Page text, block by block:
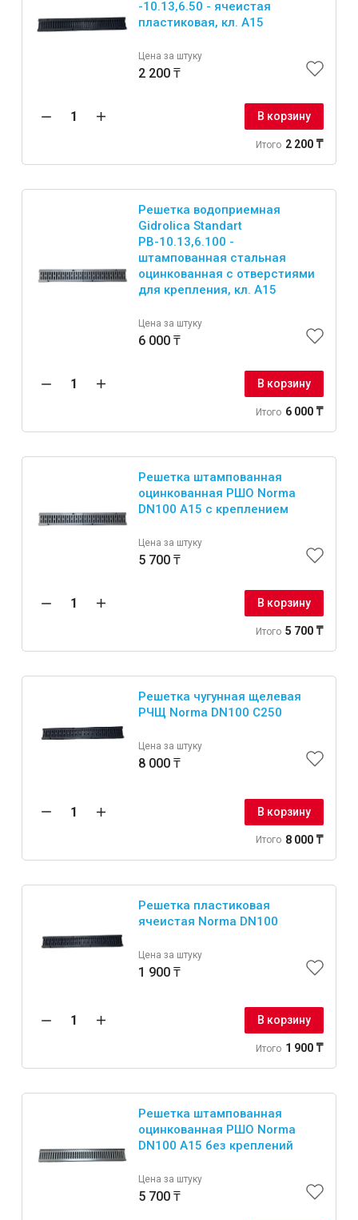
-10.13,6.50 - ячеистая
пластиковая, кл. А15
Цена за штуку
2 200 ₸
В корзину
Итого 2 200 ₸
Решетка водоприемная
Gidrolica Standart
РВ-10.13,6.100 -
штампованная стальная
оцинкованная с отверстиями
для крепления, кл. А15
Цена за штуку
6 000 ₸
В корзину
Итого 6 000 ₸
Решетка штампованная
оцинкованная РШО Norma
DN100 A15 с креплением
Цена за штуку
5 700 ₸
В корзину
Итого 5 700 ₸
Решетка чугунная щелевая
РЧЩ Norma DN100 С250
Цена за штуку
8 000 ₸
В корзину
Итого 8 000 ₸
Решетка пластиковая
ячеистая Norma DN100
Цена за штуку
1 900 ₸
В корзину
Итого 1 900 ₸
Решетка штампованная
оцинкованная РШО Norma
DN100 A15 без креплений
Цена за штуку
5 700 ₸